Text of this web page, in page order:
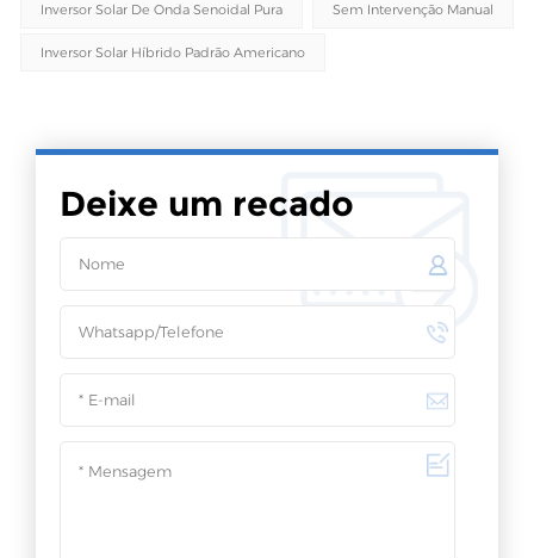
Inversor Solar De Onda Senoidal Pura Sem Intervenção Manual
Inversor Solar Híbrido Padrão Americano
Deixe um recado